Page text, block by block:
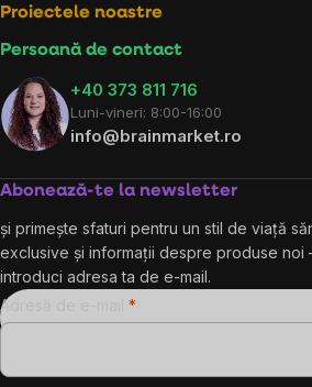
Proiectele noastre
Persoană de contact
+40 373 811 716
Luni-vineri: 8:00-16:00
info@brainmarket.ro
Abonează-te la newsletter
și primește sfaturi pentru un stil de viață
exclusive și informații despre produse noi
introduci adresa ta de e-mail.
Adresă de e-mail